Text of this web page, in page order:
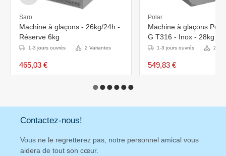
Saro
Machine à glaçons - 26kg/24h -
Réserve 6kg
1-3 jours ouvrés 2 Variantes
465,03 €
Polar
Machine à glaçons
G T316 - Inox - 28kg
1-3 jours ouvrés 2
549,83 €
Contactez-nous!
Vous ne le regretterez pas, notre personnel amical vous
aidera de tout son cœur.